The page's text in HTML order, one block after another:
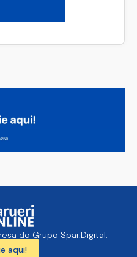
do Grupo Spar.Digital.
aqui!